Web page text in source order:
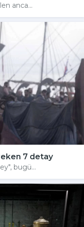
anca...
7 detay
bugü...